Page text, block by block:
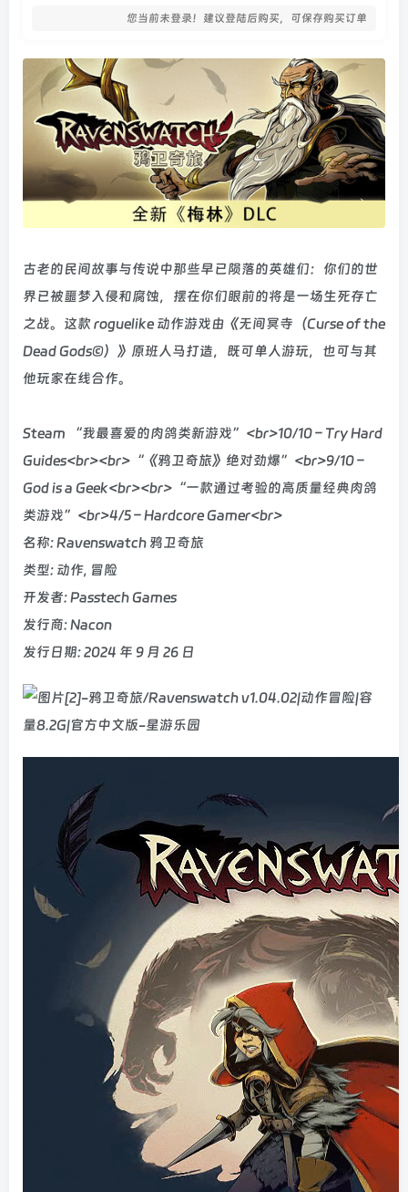
您当前未登录！建议登陆后购买，可保存购买订单
古老的民间故事与传说中那些早已陨落的英雄们：你们的世
界已被噩梦入侵和腐蚀，摆在你们眼前的将是一场生死存亡
之战。这款 roguelike 动作游戏由《无间冥寺（Curse of the
Dead Gods©）》原班人马打造，既可单人游玩，也可与其
他玩家在线合作。
Steam “我最喜爱的肉鸽类新游戏”<br>10/10 – Try Hard
Guides<br><br>“《鸦卫奇旅》绝对劲爆”<br>9/10 –
God is a Geek<br><br>“一款通过考验的高质量经典肉鸽
类游戏”<br>4/5 – Hardcore Gamer<br>
名称: Ravenswatch 鸦卫奇旅
类型: 动作, 冒险
开发者: Passtech Games
发行商: Nacon
发行日期: 2024 年 9 月 26 日